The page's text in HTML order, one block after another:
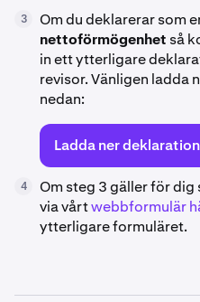
3 Om du deklarerar som
nettoförmögenhet så
in ett ytterligare
revisor. Vänligen ladda
nedan:
Ladda ner
4
Om steg 3 gäller för
via vårtwebbformulär
ytterligare formuläret.